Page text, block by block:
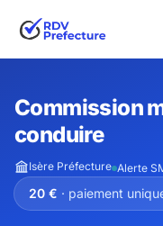
Commission
conduire
Isère Préfecture Alerte
20 € · paiement